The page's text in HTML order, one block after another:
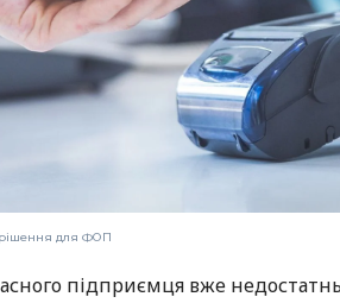
рішення для ФОП
підприємця вже